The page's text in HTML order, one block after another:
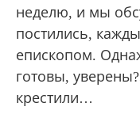
неделю, и мы
постились,
епископом.
готовы,
крестили…